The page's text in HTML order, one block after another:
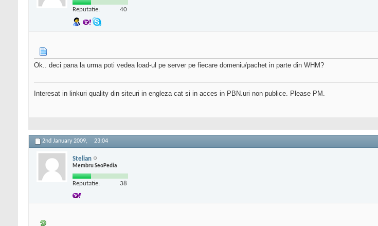
Reputatie: 40
Ok.. deci pana la urma poti vedea load-ul pe server pe fiecare domeniu/pachet in parte din WHM?
Interesat in linkuri quality din siteuri in engleza cat si in acces in PBN.uri non publice. Please PM.
2nd January 2009, 23:04
Stelian
Membru SeoPedia
Reputatie: 38